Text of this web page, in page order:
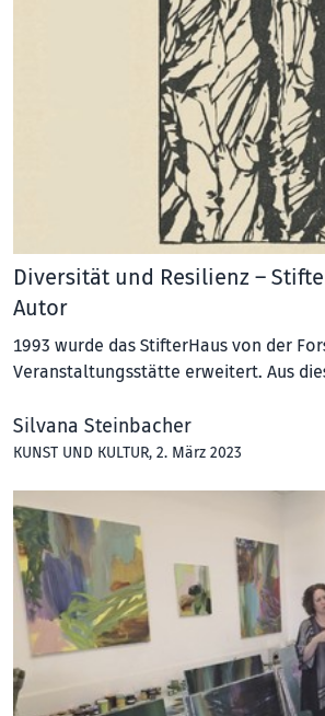
Diversität und Resilienz –
Autor
1993 wurde das StifterHaus von der
Veranstaltungsstätte erweitert. Aus
Silvana Steinbacher
KUNST UND KULTUR, 2. März 2023